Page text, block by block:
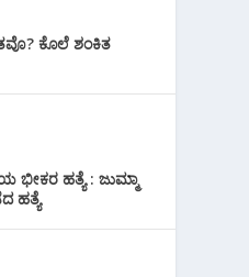
ಕೊಲೆ ಶಂಕಿತ
ಭೀಕರ‌ ಹತ್ಯೆ : ಜುಮ್ಮಾ
ಹತ್ಯೆ